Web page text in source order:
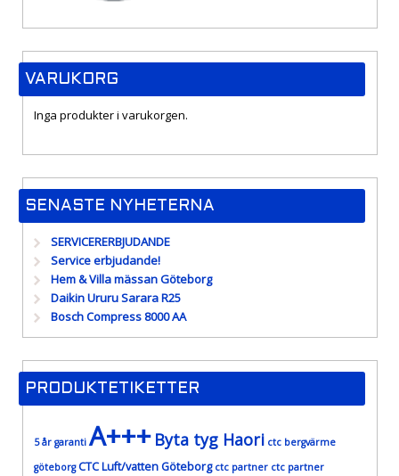
VARUKORG
Inga produkter i varukorgen.
SENASTE NYHETERNA
SERVICERERBJUDANDE
Service erbjudande!
Hem & Villa mässan Göteborg
Daikin Ururu Sarara R25
Bosch Compress 8000 AA
PRODUKTETIKETTER
5 år garanti A+++ Byta tyg Haori ctc bergvärme
göteborg CTC Luft/vatten Göteborg ctc partner ctc partner